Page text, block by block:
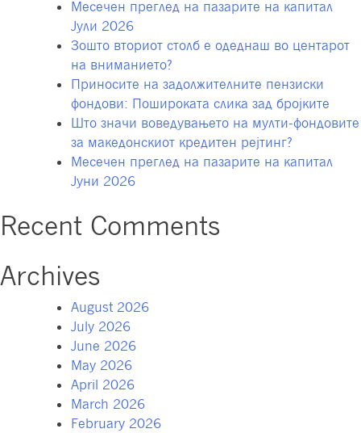
со
на
Сензорна
соба
за
ООУ
„Ј.
Х.
Скопје
17ти
Месечен преглед на пазарите на капитал
Јули 2026
Зошто вториот столб е одеднаш во центарот
на вниманието?
Приносите на задолжителните пензиски
фондови: Пошироката слика зад бројките
Што значи воведувањето на мулти-фондовите
за македонскиот кредитен рејтинг?
Месечен преглед на пазарите на капитал
Јуни 2026
Recent Comments
Archives
August 2026
July 2026
June 2026
May 2026
April 2026
March 2026
February 2026